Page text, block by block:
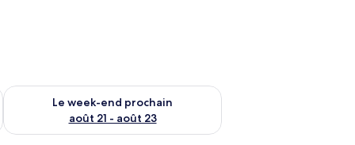
août 14 - août 16
Le week-end prochain
août 21 - août 23
Vérifier la disponibilité pour le week-end prochain août 21 -